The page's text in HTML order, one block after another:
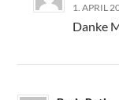
1. APRIL
Danke